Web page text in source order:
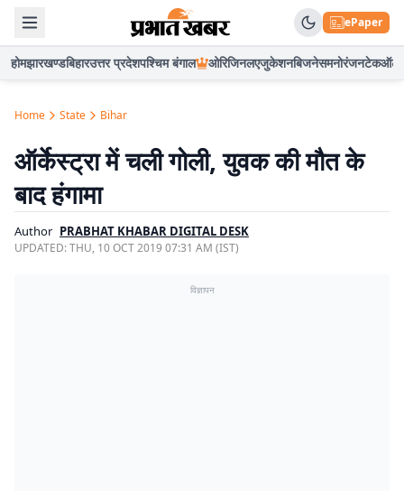
ePaper
होमझारखण्डबिहारउत्तर प्रदेशपश्चिम बंगाल ओरिजिनलएजुकेशनबिजनेसमनोरंजनटेकऑटो
Home State Bihar
ऑर्केस्ट्रा में चली गोली, युवक की मौत के
बाद हंगामा
Author PRABHAT KHABAR DIGITAL DESK
UPDATED:THU, 10 OCT 2019 07:31 AM (IST)
विज्ञापन